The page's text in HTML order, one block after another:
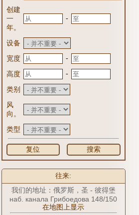
创建
一
年。
-
设备
宽度
-
高度
-
类别
风
向。
类型
复位 搜索
往来:
我们的地址：俄罗斯，圣 - 彼得堡
наб. канала Грибоедова 148/150
在地图上显示